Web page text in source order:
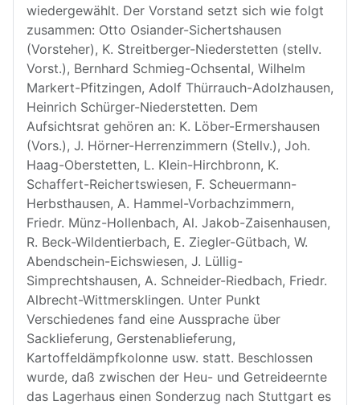
wiedergewählt. Der Vorstand setzt sich wie folgt
zusammen: Otto Osiander-Sichertshausen
(Vorsteher), K. Streitberger-Niederstetten (stellv.
Vorst.), Bernhard Schmieg-Ochsental, Wilhelm
Markert-Pfitzingen, Adolf Thürrauch-Adolzhausen,
Heinrich Schürger-Niederstetten. Dem
Aufsichtsrat gehören an: K. Löber-Ermershausen
(Vors.), J. Hörner-Herrenzimmern (Stellv.), Joh.
Haag-Oberstetten, L. Klein-Hirchbronn, K.
Schaffert-Reichertswiesen, F. Scheuermann-
Herbsthausen, A. Hammel-Vorbachzimmern,
Friedr. Münz-Hollenbach, Al. Jakob-Zaisenhausen,
R. Beck-Wildentierbach, E. Ziegler-Gütbach, W.
Abendschein-Eichswiesen, J. Lüllig-
Simprechtshausen, A. Schneider-Riedbach, Friedr.
Albrecht-Wittmersklingen. Unter Punkt
Verschiedenes fand eine Aussprache über
Sacklieferung, Gerstenablieferung,
Kartoffeldämpfkolonne usw. statt. Beschlossen
wurde, daß zwischen der Heu- und Getreideernte
das Lagerhaus einen Sonderzug nach Stuttgart es